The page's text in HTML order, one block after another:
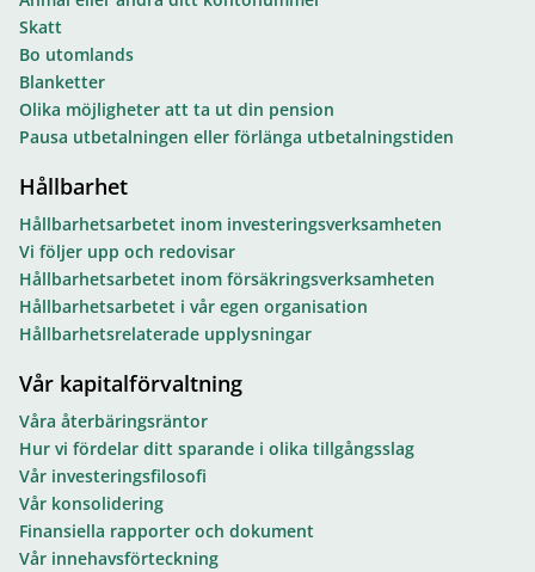
Skatt
Bo utomlands
Blanketter
Olika möjligheter att ta ut din pension
Pausa utbetalningen eller förlänga utbetalningstiden
Hållbarhet
Hållbarhetsarbetet inom investeringsverksamheten
Vi följer upp och redovisar
Hållbarhetsarbetet inom försäkringsverksamheten
Hållbarhetsarbetet i vår egen organisation
Hållbarhetsrelaterade upplysningar
Vår kapitalförvaltning
Våra återbäringsräntor
Hur vi fördelar ditt sparande i olika tillgångsslag
Vår investeringsfilosofi
Vår konsolidering
Finansiella rapporter och dokument
Vår innehavsförteckning